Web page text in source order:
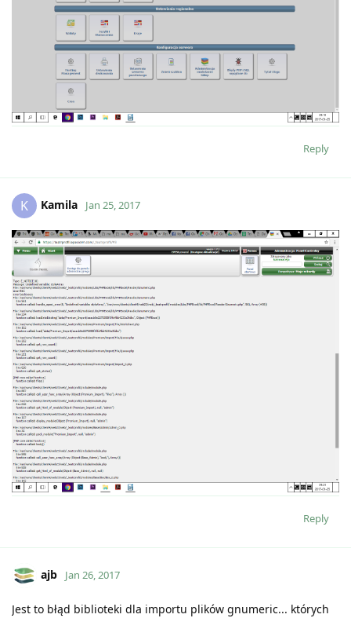
Reply
K Kamila Jan 25, 2017
Reply
ajb Jan 26, 2017
Jest to błąd biblioteki dla importu plików gnumeric... których